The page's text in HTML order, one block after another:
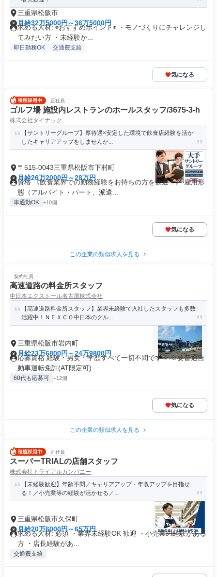
三重県松阪市
月給32万5000円～36万5000円
求める人材: ◉おすすめポイント◉ ・モノづくりにチャレンジし
てみたい方 ・未経験か...
即日勤務OK 交通費支給
気になる
正社員
ゴルフ場 施設内レストランのホールスタッフ/3675-3-h
株式会社ダイナック
【サントリーグループ】厚待遇×安定した環境で飲食店経験を活か
したキャリアアップをしませんか...
〒515-0043三重県松阪市下村町
月給26万2000円～28万円
資格 《飲食業界での勤務経験をお持ちの方を歓迎！》 雇用形
態（アルバイト・パート、派遣...
車通勤OK +10個
気になる
この企業の類似求人を見る
契約社員
高速道路の料金所スタッフ
中日本エクストール名古屋株式会社
【高速道路料金所スタッフ】業界未経験で入社したスタッフも多数
活躍中！ＮＥＸＣＯ中日本のグル...
三重県松阪市岩内町
月給23万6800円～24万9800円
応募資格 経験・男女・学歴すべて一切不問です！ ※要普通自
動車運転免許(AT限定可) ...
60代も応募可 +12個
気になる
この企業の類似求人を見る
正社員
スーパーTRIALの店舗スタッフ
株式会社トライアルカンパニー
【未経験歓迎】年齢不問／キャリアアップ・年収アップを目指せ
る！／小売業等の経験が活かせる／...
三重県松阪市久保町
月給20万6000円～65万円
求める人材: 必須 ・業界未経験OK 歓迎 ・小売業の経験がある
方 ・店長経験があ...
交通費支給